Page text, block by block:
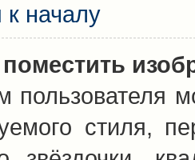
к началу
поместить
пользователя
стиля,